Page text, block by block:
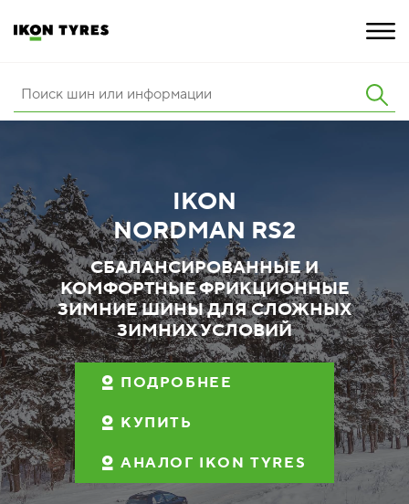
ИННОВАЦИИ
РАСШИРЕННАЯ ГАРАНТИЯ
О КОМПАНИИ
КАРЬЕРА
ПОКУПКА И АКЦИИ
IKON
NORDMAN RS2
СБАЛАНСИРОВАННЫЕ И
КОМФОРТНЫЕ ФРИКЦИОННЫЕ
ЗИМНИЕ ШИНЫ ДЛЯ СЛОЖНЫХ
ЗИМНИХ УСЛОВИЙ
ПОДРОБНЕЕ
КУПИТЬ
АНАЛОГ IKON TYRES